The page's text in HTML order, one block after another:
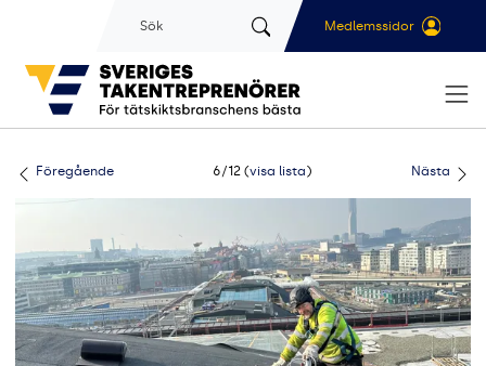
Sök Medlemssidor
Föregående 6/12 (visa lista) Nästa